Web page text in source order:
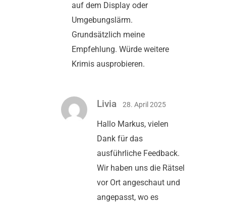
auf dem Display oder
Umgebungslärm.
Grundsätzlich meine
Empfehlung. Würde weitere
Krimis ausprobieren.
Livia 28. April 2025
Hallo Markus, vielen
Dank für das
ausführliche Feedback.
Wir haben uns die Rätsel
vor Ort angeschaut und
angepasst, wo es